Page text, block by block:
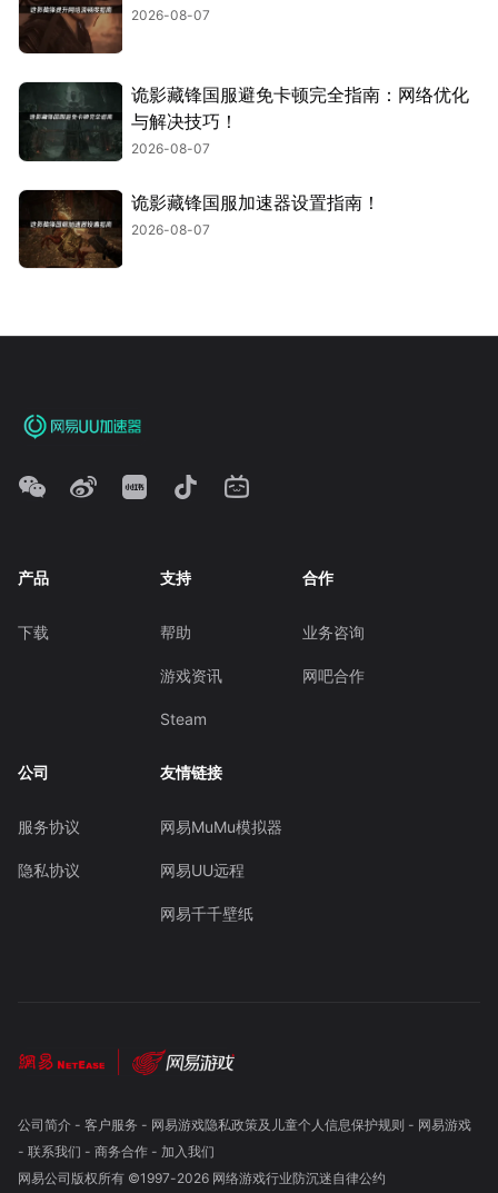
2026-08-07
诡影藏锋国服避免卡顿完全指南：网络优化
与解决技巧！
2026-08-07
诡影藏锋国服加速器设置指南！
2026-08-07
产品
下载
支持
帮助
游戏资讯
Steam
合作
业务咨询
网吧合作
公司
服务协议
隐私协议
友情链接
网易MuMu模拟器
网易UU远程
网易千千壁纸
公司简介- 客户服务 - 网易游戏隐私政策及儿童个人信息保护规则 - 网易游戏
- 联系我们 - 商务合作- 加入我们
网易公司版权所有 ©1997-2026 网络游戏行业防沉迷自律公约